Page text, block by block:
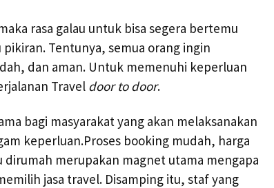
rasa galau untuk bisa segera bertemu
Tentunya, semua orang ingin
dan aman. Untuk memenuhi keperluan
Travel door to door.
bagi masyarakat yang akan melaksanakan
keperluan.Proses booking mudah, harga
merupakan magnet utama mengapa
jasa travel. Disamping itu, staf yang